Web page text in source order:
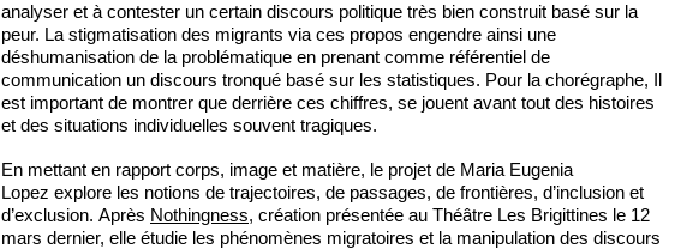
analyser et à contester un certain discours politique très bien construit basé sur la
peur. La stigmatisation des migrants via ces propos engendre ainsi une
déshumanisation de la problématique en prenant comme référentiel de
communication un discours tronqué basé sur les statistiques. Pour la chorégraphe, Il
est important de montrer que derrière ces chiffres, se jouent avant tout des histoires
et des situations individuelles souvent tragiques.
En mettant en rapport corps, image et matière, le projet de Maria Eugenia
Lopez explore les notions de trajectoires, de passages, de frontières, d’inclusion et
d’exclusion. Après Nothingness, création présentée au Théâtre Les Brigittines le 12
mars dernier, elle étudie les phénomènes migratoires et la manipulation des discours